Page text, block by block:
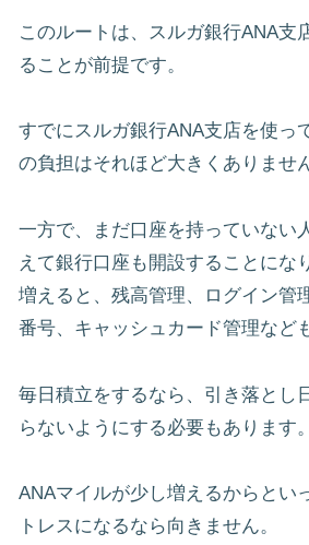
このルートは、スルガ銀行ANA支
ることが前提です。
すでにスルガ銀行ANA支店を使っ
の負担はそれほど大きくありませ
一方で、まだ口座を持っていない
えて銀行口座も開設することにな
増えると、残高管理、ログイン管
番号、キャッシュカード管理など
毎日積立をするなら、引き落とし
らないようにする必要もあります。
ANAマイルが少し増えるからとい
トレスになるなら向きません。